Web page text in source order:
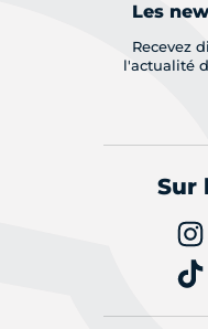
Les
Recevez
l'actualité
Sur